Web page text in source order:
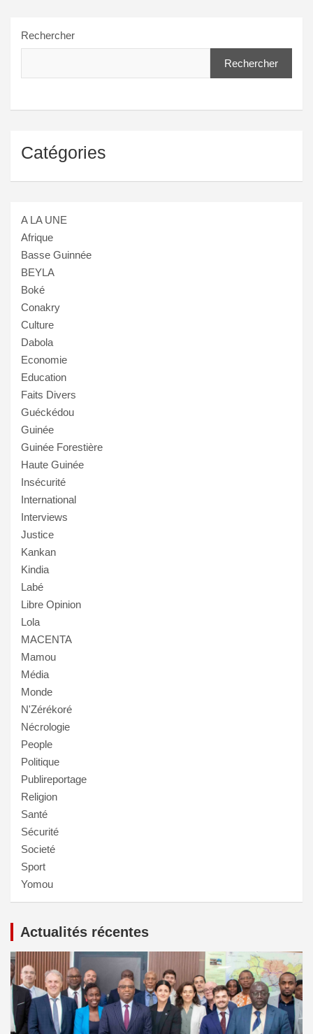
Rechercher
Rechercher
Catégories
A LA UNE
Afrique
Basse Guinnée
BEYLA
Boké
Conakry
Culture
Dabola
Economie
Education
Faits Divers
Guéckédou
Guinée
Guinée Forestière
Haute Guinée
Insécurité
International
Interviews
Justice
Kankan
Kindia
Labé
Libre Opinion
Lola
MACENTA
Mamou
Média
Monde
N'Zérékoré
Nécrologie
People
Politique
Publireportage
Religion
Santé
Sécurité
Societé
Sport
Yomou
Actualités récentes